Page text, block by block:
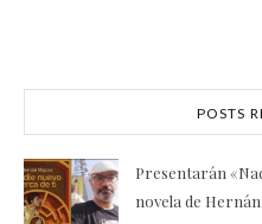
POSTS
Presentarán
novela de